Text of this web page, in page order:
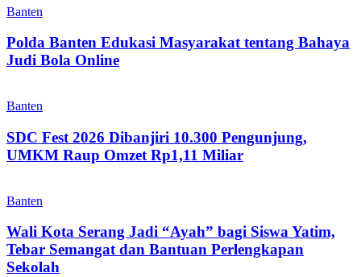
Banten
Polda Banten Edukasi Masyarakat tentang Bahaya
Judi Bola Online
Banten
SDC Fest 2026 Dibanjiri 10.300 Pengunjung,
UMKM Raup Omzet Rp1,11 Miliar
Banten
Wali Kota Serang Jadi “Ayah” bagi Siswa Yatim,
Tebar Semangat dan Bantuan Perlengkapan
Sekolah